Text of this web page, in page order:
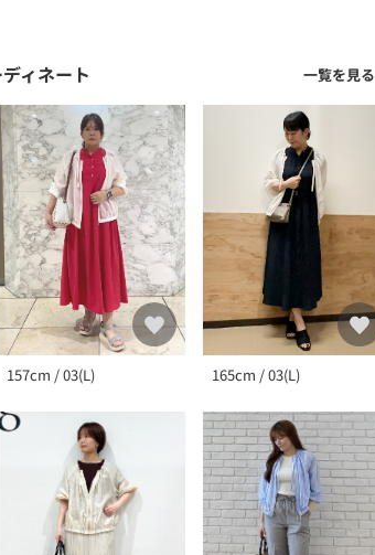
ィネート 一覧を見る
157cm / 03(L) 165cm / 03(L)